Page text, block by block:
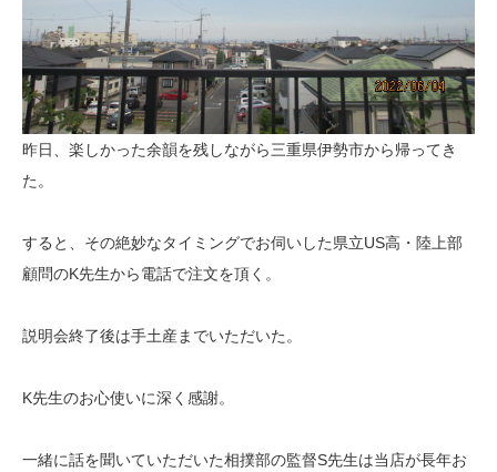
昨日、楽しかった余韻を残しながら三重県伊勢市から帰ってき
た。
すると、その絶妙なタイミングでお伺いした県立US高・陸上部
顧問のK先生から電話で注文を頂く。
説明会終了後は手土産までいただいた。
K先生のお心使いに深く感謝。
一緒に話を聞いていただいた相撲部の監督S先生は当店が長年お